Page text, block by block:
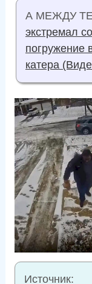
А МЕЖДУ
экстремал
погружение
катера
Источник: